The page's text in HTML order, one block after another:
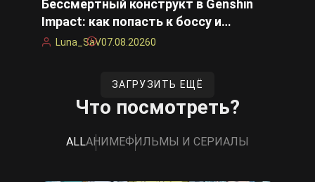
Бессмертный конструкт в Genshin
Impact: как попасть к боссу и
победить
Luna_SaV07.08.20260
ЗАГРУЗИТЬ ЕЩЁ
Что посмотреть?
ALLАНИМЕФИЛЬМЫ И СЕРИАЛЫ